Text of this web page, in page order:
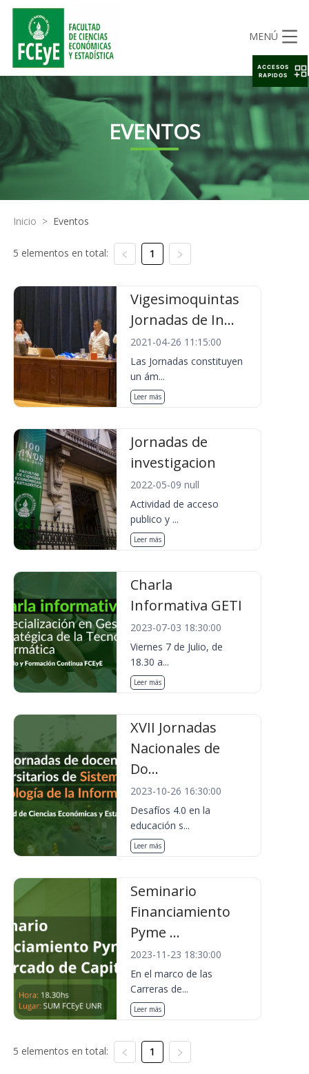
MENÚ
EVENTOS
Inicio > Eventos
5 elementos en total: 1
Vigesimoquintas
Jornadas de In...
2021-04-26 11:15:00
Las Jornadas constituyen
un ám...
Leer más
Jornadas de
investigacion
2022-05-09 null
Actividad de acceso
publico y ...
Leer más
Charla
Informativa GETI
2023-07-03 18:30:00
Viernes 7 de Julio, de
18.30 a...
Leer más
XVII Jornadas
Nacionales de
Do...
2023-10-26 16:30:00
Desafíos 4.0 en la
educación s...
Leer más
Seminario
Financiamiento
Pyme ...
2023-11-23 18:30:00
En el marco de las
Carreras de...
Leer más
5 elementos en total: 1
ACCESOS
RAPIDOS